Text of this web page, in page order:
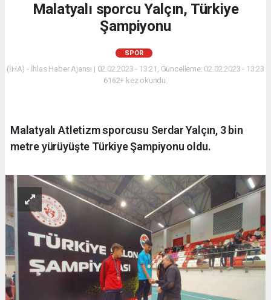
Malatyalı sporcu Yalçın, Türkiye
Şampiyonu
SPOR
(İHA) - İhlas Haber Ajansı | 02.02.2023 - 13:21, Güncelleme: 02.02.2023 - 13:23
6162+ kez okundu.
Malatyalı Atletizm sporcusu Serdar Yalçın, 3 bin
metre yürüyüşte Türkiye Şampiyonu oldu.